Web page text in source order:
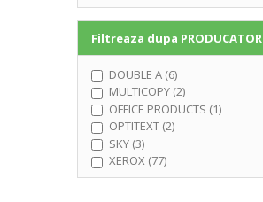
Filtreaza dupa PRODUCATOR
DOUBLE A (6)
MULTICOPY (2)
OFFICE PRODUCTS (1)
OPTITEXT (2)
SKY (3)
XEROX (77)